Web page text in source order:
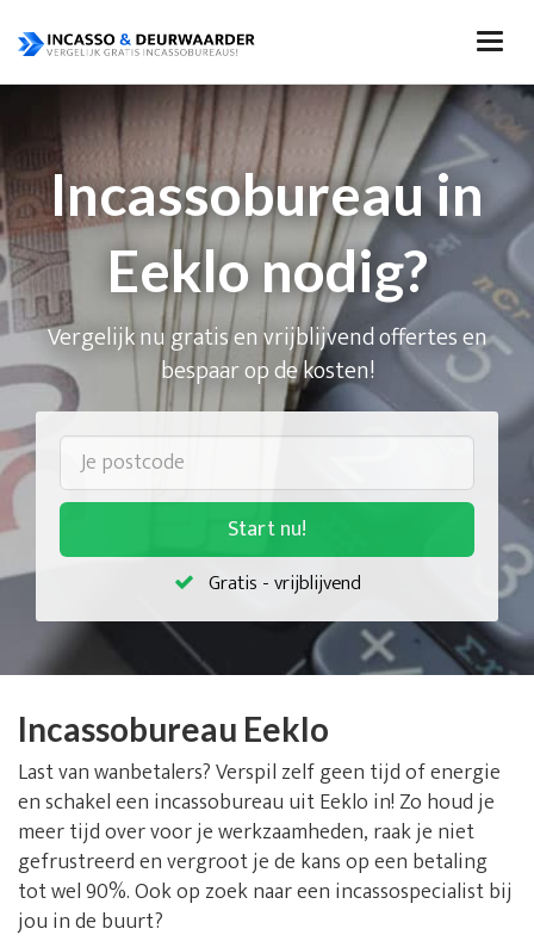
Incassobureau in
Eeklo nodig?
Vergelijk nu gratis en vrijblijvend offertes en
bespaar op de kosten!
Start nu!
Gratis - vrijblijvend
Incassobureau Eeklo
Last van wanbetalers? Verspil zelf geen tijd of energie
en schakel een incassobureau uit Eeklo in! Zo houd je
meer tijd over voor je werkzaamheden, raak je niet
gefrustreerd en vergroot je de kans op een betaling
tot wel 90%. Ook op zoek naar een incassospecialist bij
jou in de buurt?